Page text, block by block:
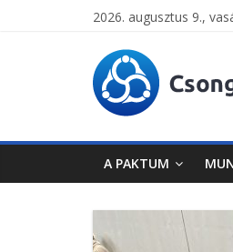
2026. augusztus 9.,
Megyei
A PAKTUM